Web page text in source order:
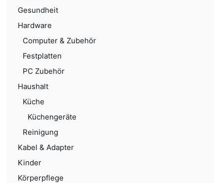
Gesundheit
Hardware
Computer & Zubehör
Festplatten
PC Zubehör
Haushalt
Küche
Küchengeräte
Reinigung
Kabel & Adapter
Kinder
Körperpflege